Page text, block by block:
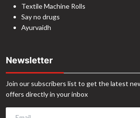
Textile Machine Rolls
Say no drugs
Ayurvaidh
Newsletter
Join our subscribers list to get the latest
offers directly in your inbox